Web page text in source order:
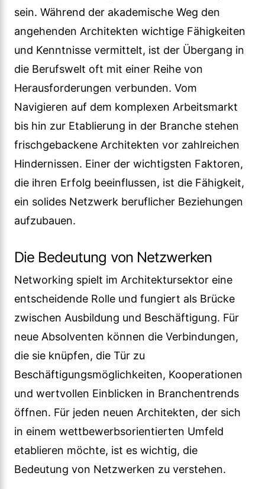
sein. Während der akademische Weg den
angehenden Architekten wichtige Fähigkeiten
und Kenntnisse vermittelt, ist der Übergang in
die Berufswelt oft mit einer Reihe von
Herausforderungen verbunden. Vom
Navigieren auf dem komplexen Arbeitsmarkt
bis hin zur Etablierung in der Branche stehen
frischgebackene Architekten vor zahlreichen
Hindernissen. Einer der wichtigsten Faktoren,
die ihren Erfolg beeinflussen, ist die Fähigkeit,
ein solides Netzwerk beruflicher Beziehungen
aufzubauen.
Die Bedeutung von Netzwerken
Networking spielt im Architektursektor eine
entscheidende Rolle und fungiert als Brücke
zwischen Ausbildung und Beschäftigung. Für
neue Absolventen können die Verbindungen,
die sie knüpfen, die Tür zu
Beschäftigungsmöglichkeiten, Kooperationen
und wertvollen Einblicken in Branchentrends
öffnen. Für jeden neuen Architekten, der sich
in einem wettbewerbsorientierten Umfeld
etablieren möchte, ist es wichtig, die
Bedeutung von Netzwerken zu verstehen.